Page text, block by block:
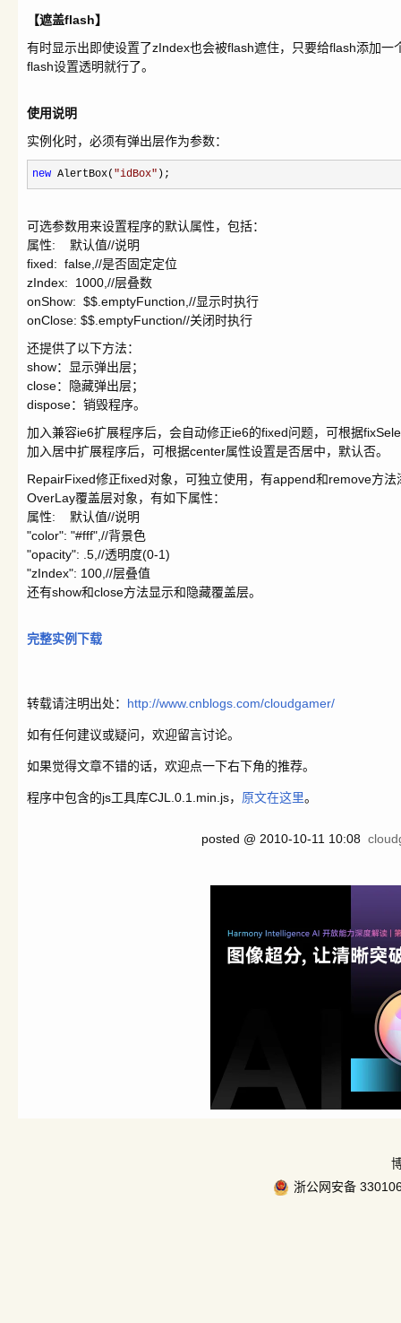
【遮盖flash】
有时显示出即使设置了zIndex也会被flash遮住，只要给flash添加
flash设置透明就行了。
使用说明
实例化时，必须有弹出层作为参数：
new AlertBox( "idBox" );
可选参数用来设置程序的默认属性，包括：
属性: 默认值//说明
fixed: false,//是否固定定位
zIndex: 1000,//层叠数
onShow: $$.emptyFunction,//显示时执行
onClose: $$.emptyFunction//关闭时执行
还提供了以下方法：
show：显示弹出层；
close：隐藏弹出层；
dispose：销毁程序。
加入兼容ie6扩展程序后，会自动修正ie6的fixed问题，可根据
加入居中扩展程序后，可根据center属性设置是否居中，默认否。
RepairFixed修正fixed对象，可独立使用，有append和remove方
OverLay覆盖层对象，有如下属性：
属性: 默认值//说明
"color": "#fff",//背景色
"opacity": .5,//透明度(0-1)
"zIndex": 100,//层叠值
还有show和close方法显示和隐藏覆盖层。
完整实例下载
转载请注明出处： http://www.cnblogs.com/cloudgamer/
如有任何建议或疑问，欢迎留言讨论。
如果觉得文章不错的话，欢迎点一下右下角的推荐。
程序中包含的js工具库CJL.0.1.min.js， 原文在这里。
posted @ 2010-10-11 10:08
浙公网安备